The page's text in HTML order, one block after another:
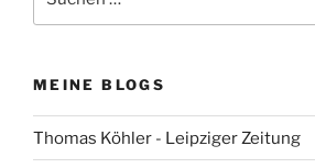
nach:
MEINE BLOGS
Thomas Köhler - Leipziger Zeitung